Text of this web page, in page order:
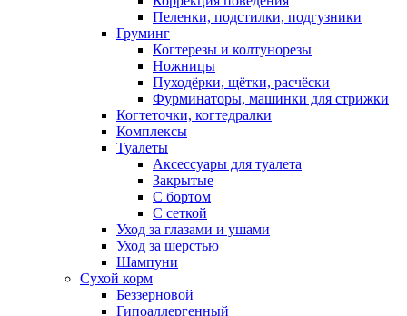
Пеленки, подстилки, подгузники
Груминг
Когтерезы и колтунорезы
Ножницы
Пуходёрки, щётки, расчёски
Фурминаторы, машинки для стрижки
Когтеточки, когтедралки
Комплексы
Туалеты
Аксессуары для туалета
Закрытые
С бортом
С сеткой
Уход за глазами и ушами
Уход за шерстью
Шампуни
Сухой корм
Беззерновой
Гипоаллергенный